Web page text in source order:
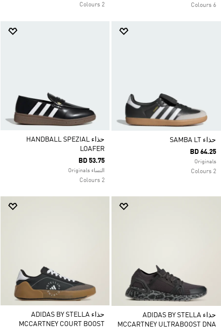
6 Colours
2 Colours
حذاء SAMBA LT
BD 64.25
Originals
2 Colours
حذاء HANDBALL SPEZIAL
LOAFER
BD 53.75
النساء Originals
2 Colours
حذاء ADIDAS BY STELLA
MCCARTNEY ULTRABOOST DNA
حذاء ADIDAS BY STELLA
MCCARTNEY COURT BOOST